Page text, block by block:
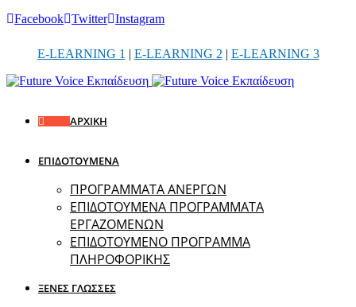
Facebook Twitter Instagram
E-LEARNING 1 | E-LEARNING 2 | E-LEARNING 3
ΑΡΧΙΚΗ
ΕΠΙΔΟΤΟΥΜΕΝΑ
ΠΡΟΓΡΑΜΜΑΤΑ ΑΝΕΡΓΩΝ
ΕΠΙΔΟΤΟΥΜΕΝΑ ΠΡΟΓΡΑΜΜΑΤΑ
ΕΡΓΑΖΟΜΕΝΩΝ
ΕΠΙΔΟΤΟΥΜΕΝΟ ΠΡΟΓΡΑΜΜΑ
ΠΛΗΡΟΦΟΡΙΚΗΣ
ΞΕΝΕΣ ΓΛΩΣΣΕΣ